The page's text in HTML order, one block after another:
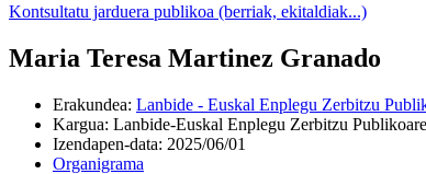
Kontsultatu jarduera publikoa (berriak, ekitaldiak...)
Maria Teresa Martinez Granado
Erakundea: Lanbide - Euskal Enplegu Zerbitzu
Kargua: Lanbide-Euskal Enplegu Zerbitzu
Izendapen-data: 2025/06/01
Organigrama